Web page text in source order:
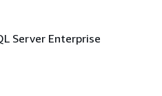
Server Enterprise